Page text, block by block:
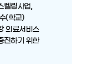
켈링사업,
(학교)
의료서비스
진하기 위한